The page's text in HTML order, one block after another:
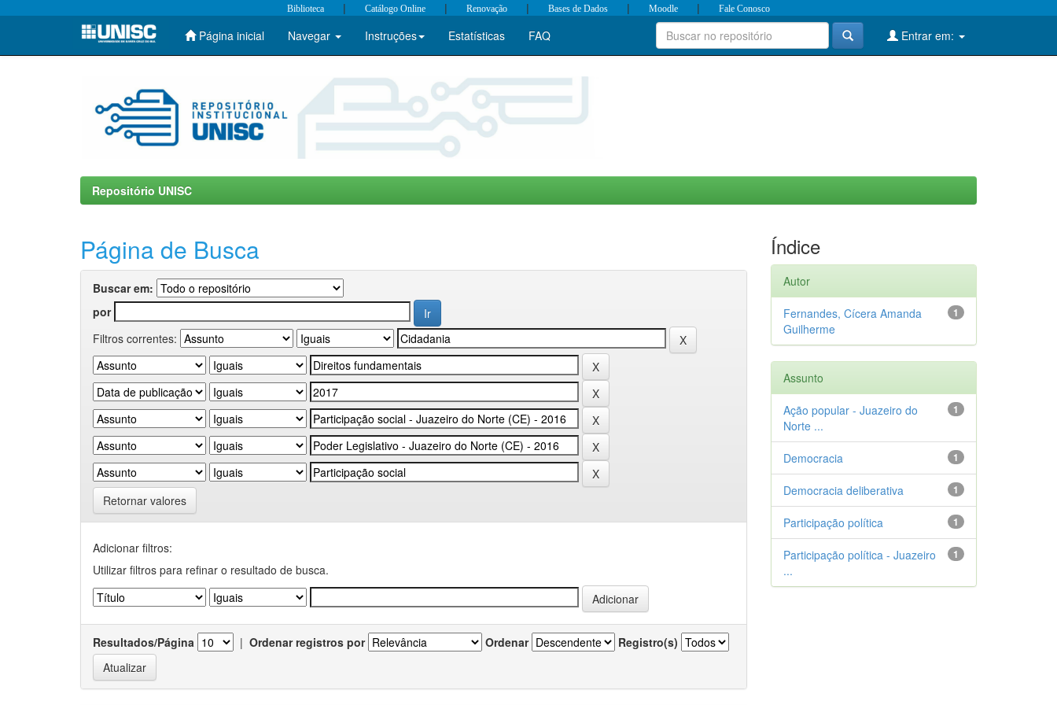
Skip
Biblioteca | Catálogo Online | Renovação | Bases de Dados | Moodle | Fale Conosco
Página inicial Navegar Instruções Estatísticas FAQ Entrar em:
Repositório UNISC
Página de Busca
Buscar em:
por
Filtros correntes:
Retornar valores
Adicionar filtros:
Utilizar filtros para refinar o resultado de busca.
Resultados/Página | Ordenar registros por Ordenar Registro(s)
Índice
Autor
1
Fernandes, Cícera Amanda
Guilherme
Assunto
1
Ação popular - Juazeiro do
Norte ...
1
Democracia
1
Democracia deliberativa
1
Participação política
1
Participação política - Juazeiro
...